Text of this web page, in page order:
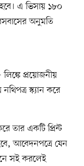
এ ভিসায় ১৮০
অনুমতি
লিঙ্কে প্রয়োজনীয়
স্ক্যান করে
তার একটি প্রিন্ট
আবেদনপত্রে যেন
সই করলেই